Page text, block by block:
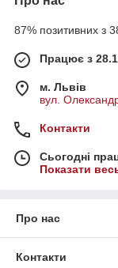
87% позитивних з
Працює з
м. Львів
вул.
Контакти
Сьогодні
Показати
Про нас
Контакти